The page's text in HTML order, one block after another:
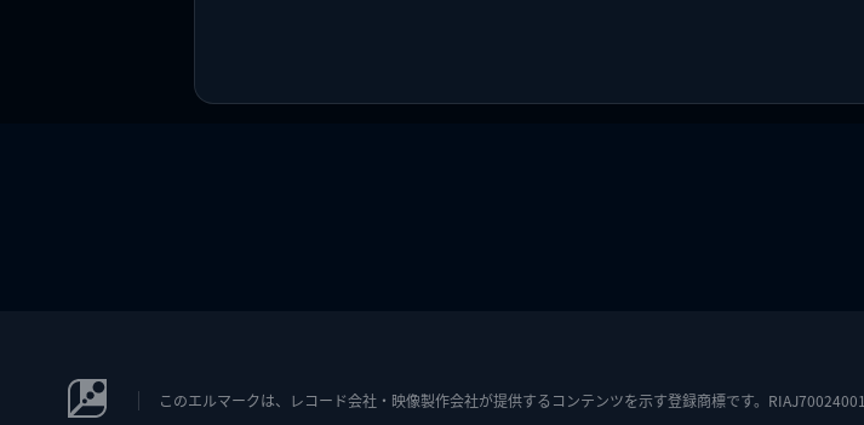
このエルマークは、レコード会社・映像製作会社が提供するコンテンツを示す登録商標です。RIAJ70024001